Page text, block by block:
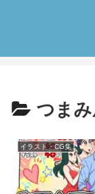
つま
イラスト・CG集